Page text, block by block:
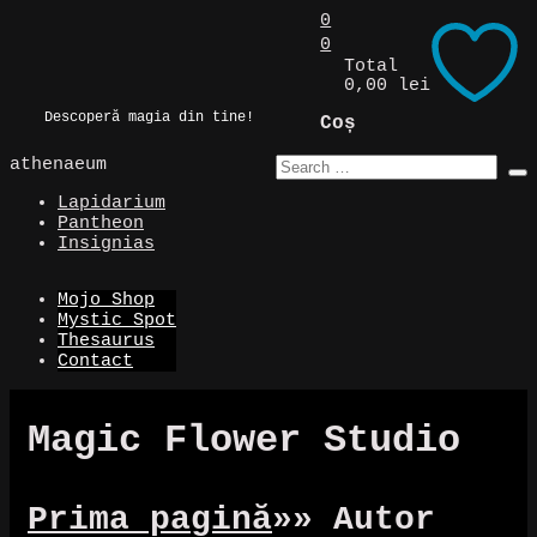
Descoperă magia din tine!
0
0
Total
0,00 lei
Coș
athenaeum
Lapidarium
Pantheon
Insignias
Mojo Shop
Mystic Spot
Thesaurus
Contact
Magic Flower Studio
Prima pagină»» Autor